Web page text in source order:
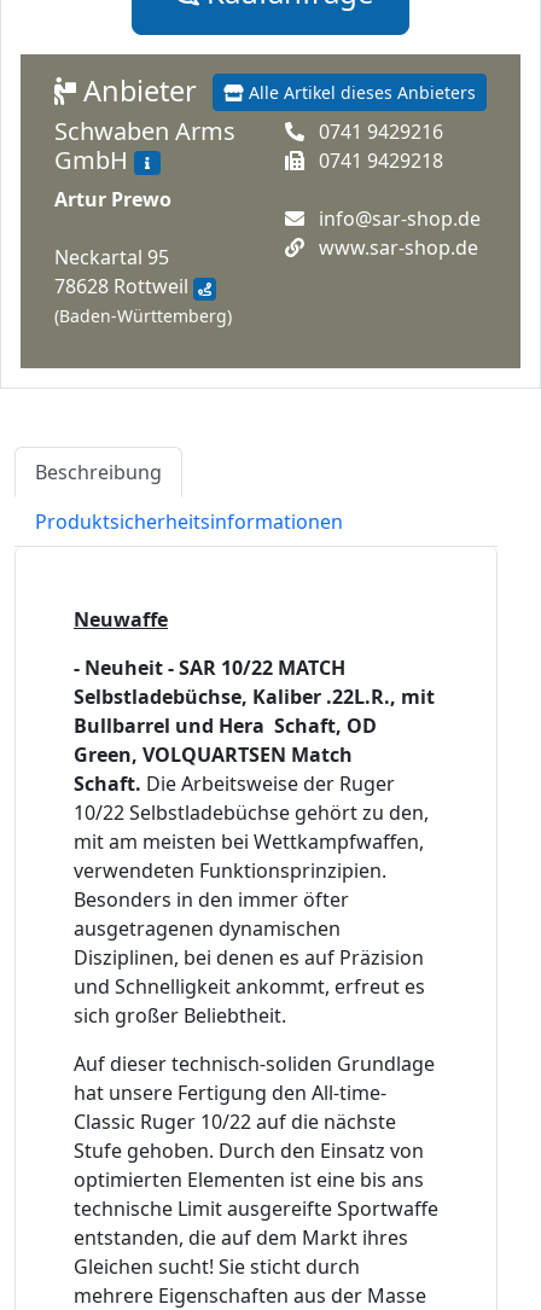
Alle Artikel dieses Anbieters
Anbieter
Schwaben Arms
GmbH
Artur Prewo
Neckartal 95
78628 Rottweil
(Baden-Württemberg)
0741 9429216
0741 9429218
info@sar-shop.de
www.sar-shop.de
Beschreibung
Produktsicherheitsinformationen
Neuwaffe
- Neuheit - SAR 10/22 MATCH
Selbstladebüchse, Kaliber .22L.R., mit
Bullbarrel und Hera Schaft, OD
Green, VOLQUARTSEN Match
Schaft. Die Arbeitsweise der Ruger
10/22 Selbstladebüchse gehört zu den,
mit am meisten bei Wettkampfwaffen,
verwendeten Funktionsprinzipien.
Besonders in den immer öfter
ausgetragenen dynamischen
Disziplinen, bei denen es auf Präzision
und Schnelligkeit ankommt, erfreut es
sich großer Beliebtheit.
Auf dieser technisch-soliden Grundlage
hat unsere Fertigung den All-time-
Classic Ruger 10/22 auf die nächste
Stufe gehoben. Durch den Einsatz von
optimierten Elementen ist eine bis ans
technische Limit ausgereifte Sportwaffe
entstanden, die auf dem Markt ihres
Gleichen sucht! Sie sticht durch
mehrere Eigenschaften aus der Masse